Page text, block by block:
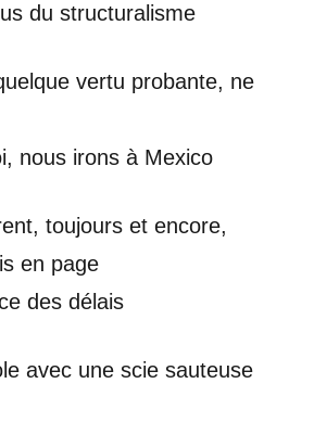
du structuralisme
vertu probante, ne
, nous irons à Mexico
toujours et encore,
en page
des délais
avec une scie sauteuse